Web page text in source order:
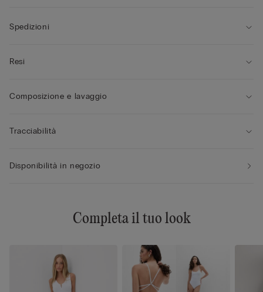
Spedizioni
Resi
Composizione e lavaggio
Tracciabilità
Disponibilità in negozio
Completa il tuo look